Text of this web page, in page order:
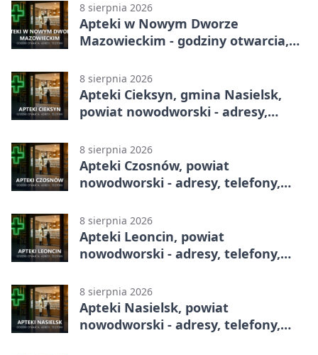
8 sierpnia 2026
Apteki w Nowym Dworze
Mazowieckim - godziny otwarcia,
8 sierpnia 2026
Apteki Cieksyn, gmina Nasielsk,
powiat nowodworski - adresy,
8 sierpnia 2026
Apteki Czosnów, powiat
nowodworski - adresy, telefony,
8 sierpnia 2026
Apteki Leoncin, powiat
nowodworski - adresy, telefony,
8 sierpnia 2026
Apteki Nasielsk, powiat
nowodworski - adresy, telefony,